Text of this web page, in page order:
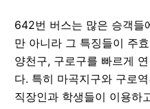
642번 버스는 많은 승객들
만 아니라 그 특징들이 주
양천구, 구로구를 빠르게
다. 특히 마곡지구와 구로
직장인과 학생들이 이용하